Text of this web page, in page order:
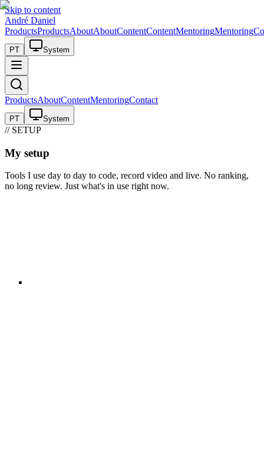
Skip to content
André Daniel
ProductsProductsAboutAboutContentContentMentoringMentoring
PT System
ProductsAboutContentMentoringContact
PT System
// SETUP
My setup
Tools I use day to day to code, record video and live. No ranking,
no long review. Just what's in use right now.